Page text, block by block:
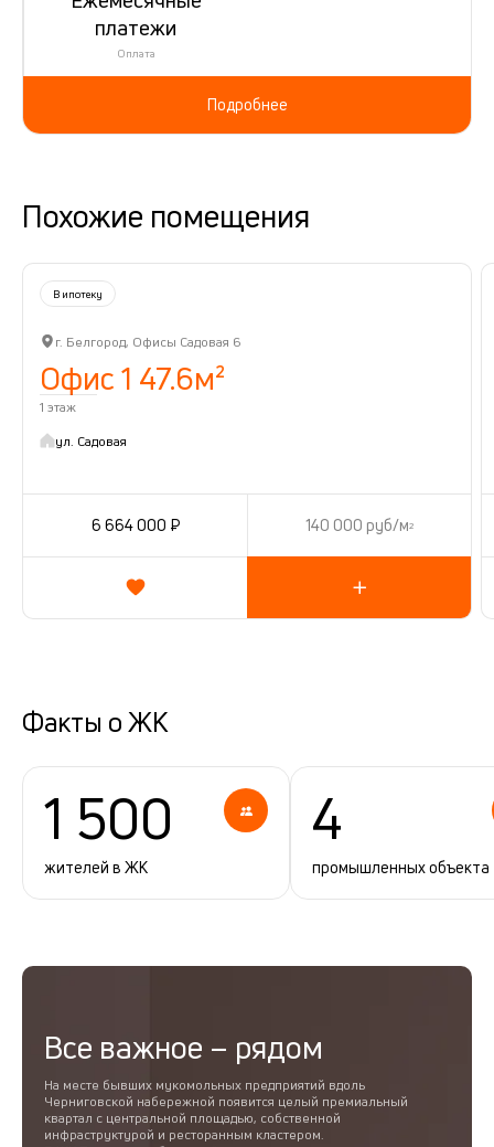
платежи
Оплата
Подробнее
Похожие помещения
В ипотеку
г. Белгород, Офисы Садовая 6
Офис 1 47.6м²
1 этаж
ул. Садовая
6 664 000 ₽ 140 000 руб/м2
Факты о ЖК
1 500
жителей в ЖК
4
промышленных объекта
Все важное – рядом
На месте бывших мукомольных предприятий вдоль
Черниговской набережной появится целый премиальный
квартал с центральной площадью, собственной
инфраструктурой и ресторанным кластером.